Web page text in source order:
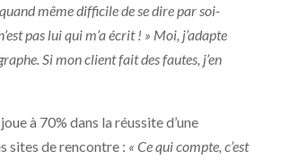
même difficile de se dire par soi-
pas lui qui m’a écrit ! » Moi, j’adapte
Si mon client fait des fautes, j’en
à 70% dans la réussite d’une
sites de rencontre : « Ce qui compte, c’est